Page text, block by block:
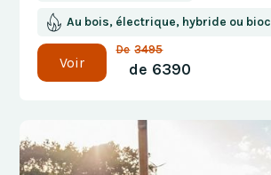
Au bois, électrique, hybride ou
Voir
De 3495
de 6390